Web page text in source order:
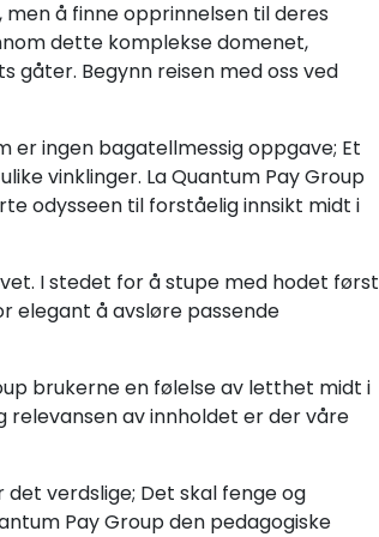
å finne opprinnelsen til deres
dette komplekse domenet,
gåter. Begynn reisen med oss ved
er ingen bagatellmessig oppgave; Et
vinklinger. La Quantum Pay Group
odysseen til forståelig innsikt midt i
I stedet for å stupe med hodet først
elegant å avsløre passende
brukerne en følelse av letthet midt i
relevansen av innholdet er der våre
verdslige; Det skal fenge og
Pay Group den pedagogiske